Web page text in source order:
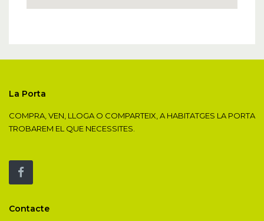
La Porta
COMPRA, VEN, LLOGA O COMPARTEIX, A HABITATGES LA PORTA
TROBAREM EL QUE NECESSITES.
Contacte